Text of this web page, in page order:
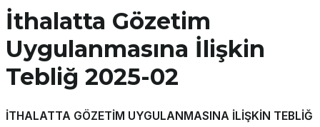
İthalatta Gözetim
Uygulanmasına İlişkin
Tebliğ 2025-02
İTHALATTA GÖZETİM UYGULANMASINA İLİŞKİN TEBLİĞ